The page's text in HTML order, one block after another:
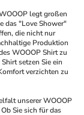
legt großen
das "Love Shower"
die nicht nur
Produktion
WOOOP Shirt zu
setzen Sie ein
verzichten zu
unserer WOOOP
Sie sich für das